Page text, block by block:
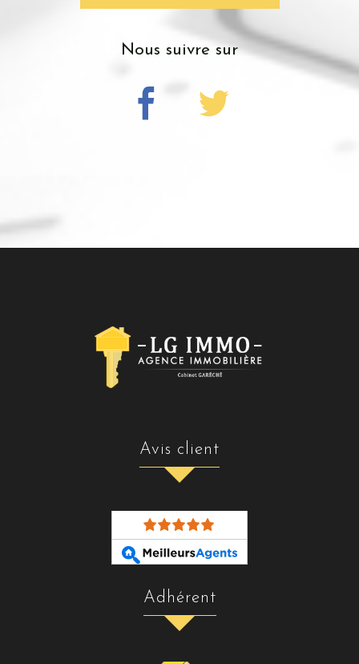
nous suivre sur
avis client
adhérent